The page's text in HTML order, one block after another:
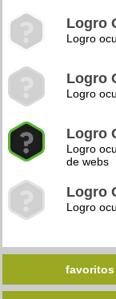
Logro
Logro
Logro
Logro
Logro
Logro
de webs
Logro
Logro
favoritos